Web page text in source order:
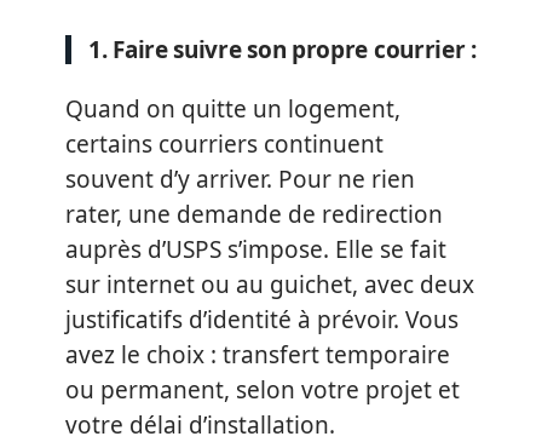
1. Faire suivre son propre courrier :
Quand on quitte un logement,
certains courriers continuent
souvent d’y arriver. Pour ne rien
rater, une demande de redirection
auprès d’USPS s’impose. Elle se fait
sur internet ou au guichet, avec deux
justificatifs d’identité à prévoir. Vous
avez le choix : transfert temporaire
ou permanent, selon votre projet et
votre délai d’installation.